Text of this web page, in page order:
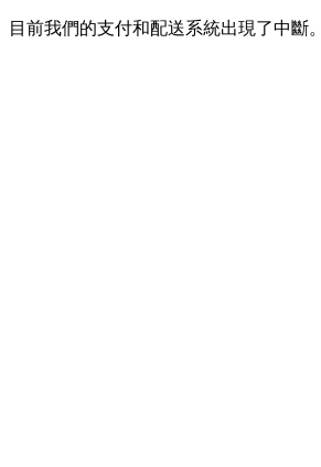
目前我們的支付和配送系統出現了中斷